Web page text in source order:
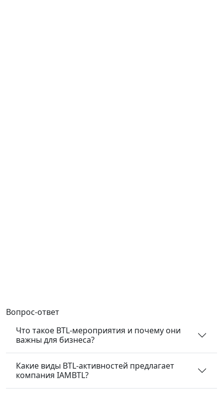
Вопрос-ответ
Что такое BTL-мероприятия и почему они
важны для бизнеса?
Какие виды BTL-активностей предлагает
компания IAMBTL?